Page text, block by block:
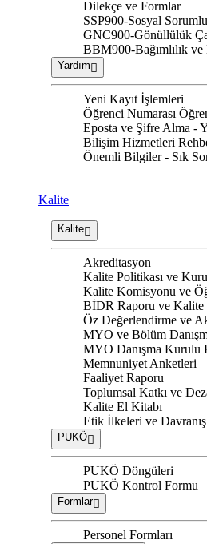
Dilekçe ve Formlar
SSP900-Sosyal
GNC900-Gönüllülük
BBM900-Bağımlılık ve
Yardım
Yeni Kayıt İşlemleri
Öğrenci Numarası
Eposta ve Şifre Alma -
Bilişim Hizmetleri
Önemli Bilgiler - Sık
Kalite
Kalite
Akreditasyon
Kalite Politikası ve
Kalite Komisyonu ve
BİDR Raporu ve Kalite
Öz Değerlendirme ve
MYO ve Bölüm
MYO Danışma Kurulu
Memnuniyet Anketleri
Faaliyet Raporu
Toplumsal Katkı ve
Kalite El Kitabı
Etik İlkeleri ve
PUKÖ
PUKÖ Döngüleri
PUKÖ Kontrol Formu
Formlar
Personel Formları